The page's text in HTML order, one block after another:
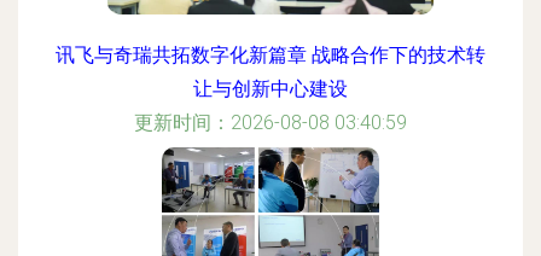
讯飞与奇瑞共拓数字化新篇章 战略合作下的技术转
让与创新中心建设
更新时间：2026-08-08 03:40:59